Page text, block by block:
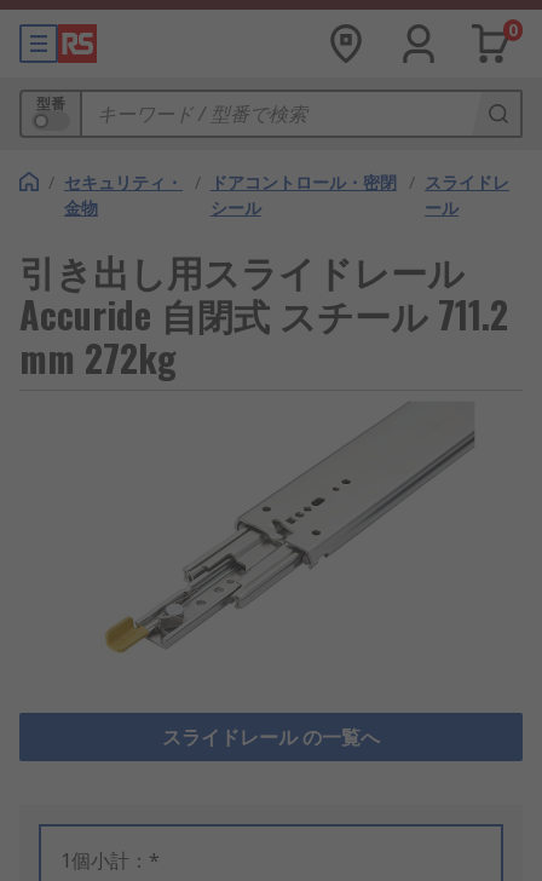
0
型番
/ セキュリティ・
金物
/
ドアコントロール・密閉
シール
/ スライドレ
ール
引き出し用スライドレール
Accuride 自閉式 スチール 711.2
mm 272kg
スライドレール の一覧へ
1個小計：*